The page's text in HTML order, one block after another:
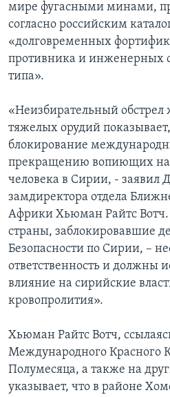
мире фугасными минами,
согласно российским
«долговременных
противника и инженерных
типа».
«Неизбирательный
тяжелых орудий
блокирование
прекращению вопиющих
человека в Сирии, - заявил
замдиректора отдела
Африки Хьюман Райтс Вотч.
страны, заблокировавшие
Безопасности по Сирии, –
ответственность и должны
влияние на сирийские
кровопролития».
Хьюман Райтс Вотч,
Международного Красного
Полумесяца, а также на
указывает, что в районе